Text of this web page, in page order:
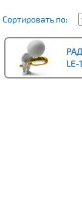
Сортировать по:
LE-